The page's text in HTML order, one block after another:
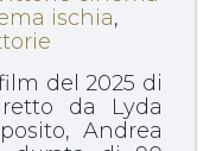
ischia,
del 2025 di
da Lyda
Andrea